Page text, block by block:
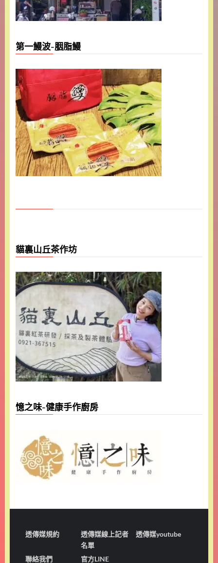
第一鰻波-胭脂鰻
貓裏山丘茶作坊
憶之味-健康手作廚房
透傳媒規約
透傳媒線上記者
名單
透傳媒youtube
聯絡我們 官方LINE